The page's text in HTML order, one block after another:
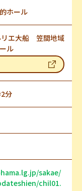
ホール
リエ大船 笠間地域
ル
分
sakae/
chil01.